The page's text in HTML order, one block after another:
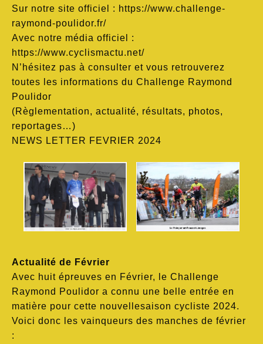
Sur notre site officiel : https://www.challenge-
raymond-poulidor.fr/
Avec notre média officiel :
https://www.cyclismactu.net/
N’hésitez pas à consulter et vous retrouverez
toutes les informations du Challenge Raymond
Poulidor
(Règlementation, actualité, résultats, photos,
reportages…)
NEWS LETTER FEVRIER 2024
Actualité de Février
Avec huit épreuves en Février, le Challenge
Raymond Poulidor a connu une belle entrée en
matière pour cette nouvellesaison cycliste 2024.
Voici donc les vainqueurs des manches de février
: